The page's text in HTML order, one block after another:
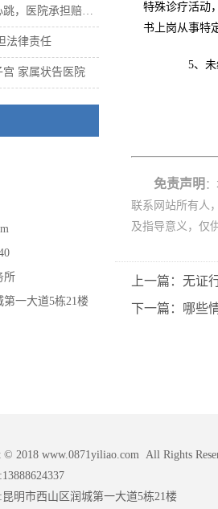
医院承担赔偿...
法律责任
宫 家属状告医院
所
一大道5栋21楼
特殊诊疗活动
书上岗从事特
5、未经
免责声明
联系网站所有人
及指导意义，仅
上一篇：无证
下一篇：哪些
© 2018 www.0871yiliao.com All Rights
明市西山区润城第一大道5栋21楼